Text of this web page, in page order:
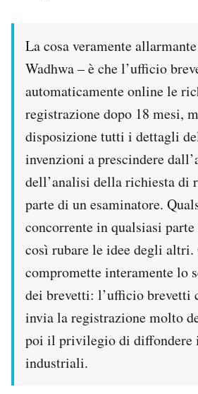
La cosa veramente
Wadhwa – è che l’ufficio
automaticamente online le
registrazione dopo 18 mesi,
disposizione tutti i dettagli
invenzioni a prescindere
dell’analisi della richiesta di
parte di un esaminatore.
concorrente in qualsiasi
così rubare le idee degli altri.
compromette interamente lo
dei brevetti: l’ufficio brevetti
invia la registrazione molto
poi il privilegio di diffondere
industriali.